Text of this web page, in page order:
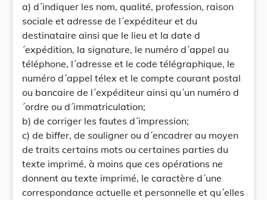
a) d´indiquer les nom, qualité, profession, raison
sociale et adresse de l´expéditeur et du
destinataire ainsi que le lieu et la date d
´expédition, la signature, le numéro d´appel au
téléphone, l´adresse et le code télégraphique, le
numéro d´appel télex et le compte courant postal
ou bancaire de l´expéditeur ainsi qu´un numéro d
´ordre ou d´immatriculation;
b) de corriger les fautes d´impression;
c) de biffer, de souligner ou d´encadrer au moyen
de traits certains mots ou certaines parties du
texte imprimé, à moins que ces opérations ne
donnent au texte imprimé, le caractère d´une
correspondance actuelle et personnelle et qu´elles